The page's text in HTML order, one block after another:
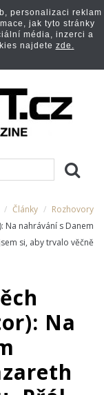
Články
Rozhovory
Na nahrávání s Danem
si, aby trvalo věčně
Na
personalizaci reklam
jak tyto stránky
média, inzerci a
najdete zde.